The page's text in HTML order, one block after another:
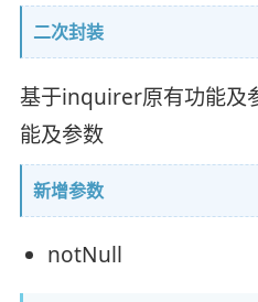
二次封装
基于inquirer原有功能及
能及参数
新增参数
notNull